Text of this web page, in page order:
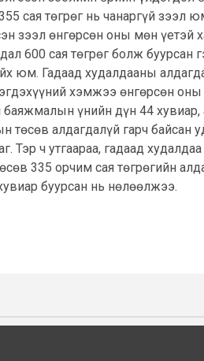
сая төгрөг нь чанаргүй
зээл өнгөрсөн оны мөн
сая төгрөг болж буурсан
юм. Гадаад худалдааны
хэмжээ өнгөрсөн
үнийн дүн 44 хувиар,
төсөв алдагдалүй гарч
ч утгаараа, гадаад
335 орчим сая төгрөгийн
буурсан нь нөлөөлжээ.